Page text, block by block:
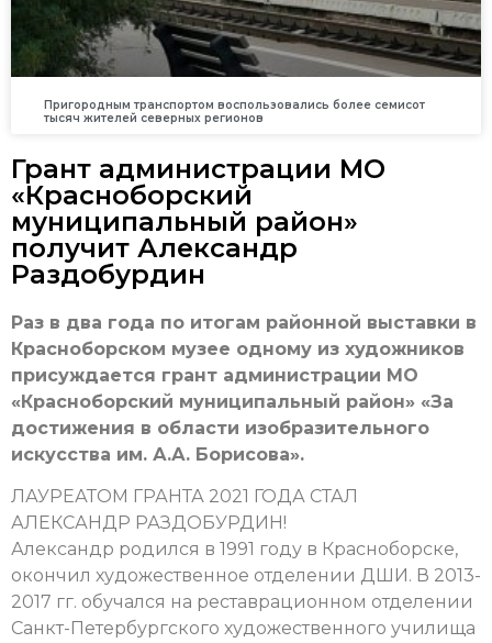
Пригородным транспортом воспользовались более семисот
тысяч жителей северных регионов
Грант администрации МО
«Красноборский
муниципальный район»
получит Александр
Раздобурдин
Раз в два года по итогам районной выставки в
Красноборском музее одному из художников
присуждается грант администрации МО
«Красноборский муниципальный район» «За
достижения в области изобразительного
искусства им. А.А. Борисова».
ЛАУРЕАТОМ ГРАНТА 2021 ГОДА СТАЛ
АЛЕКСАНДР РАЗДОБУРДИН!
Александр родился в 1991 году в Красноборске,
окончил художественное отделении ДШИ. В 2013-
2017 гг. обучался на реставрационном отделении
Санкт-Петербургского художественного училища